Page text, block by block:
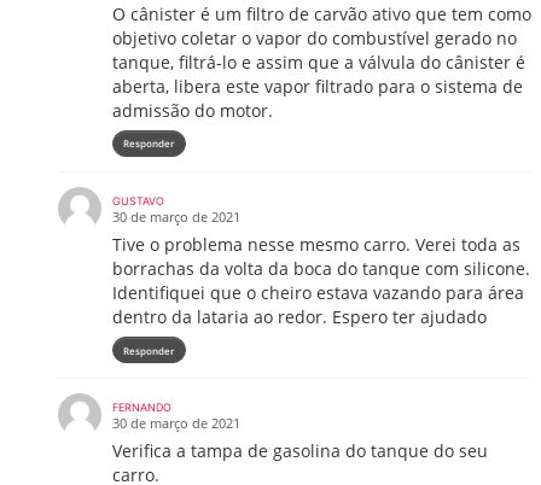
O cânister é um filtro de carvão ativo que tem como
objetivo coletar o vapor do combustível gerado no
tanque, filtrá-lo e assim que a válvula do cânister é
aberta, libera este vapor filtrado para o sistema de
admissão do motor.
Responder
GUSTAVO
30 de março de 2021
Tive o problema nesse mesmo carro. Verei toda as
borrachas da volta da boca do tanque com silicone.
Identifiquei que o cheiro estava vazando para área
dentro da lataria ao redor. Espero ter ajudado
Responder
FERNANDO
30 de março de 2021
Verifica a tampa de gasolina do tanque do seu
carro.